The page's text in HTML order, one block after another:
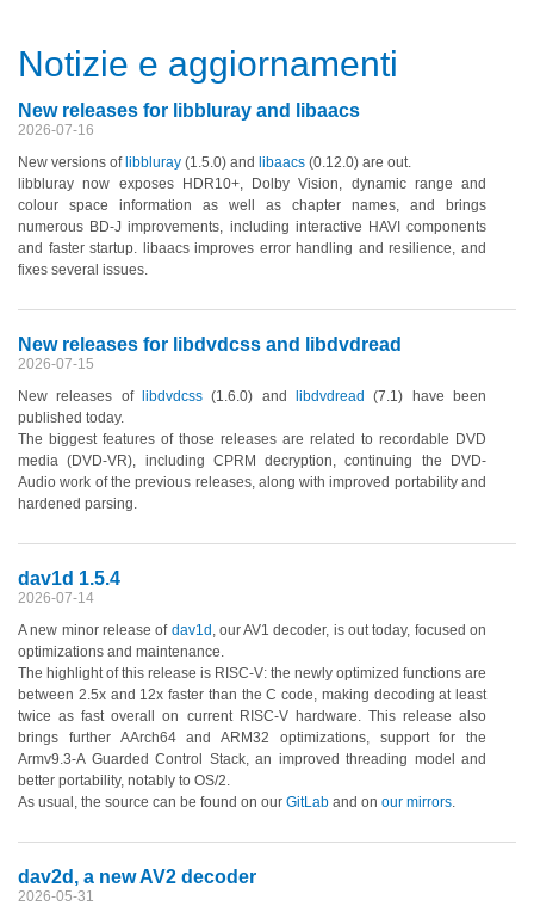
Notizie e aggiornamenti
New releases for libbluray and libaacs
2026-07-16
New versions of libbluray (1.5.0) and libaacs (0.12.0) are out.
libbluray now exposes HDR10+, Dolby Vision, dynamic range and
colour space information as well as chapter names, and brings
numerous BD-J improvements, including interactive HAVI components
and faster startup. libaacs improves error handling and resilience, and
fixes several issues.
New releases for libdvdcss and libdvdread
2026-07-15
New releases of
libdvdcss (1.6.0) and libdvdread (7.1) have been
published today.
The biggest features of those releases are related to recordable DVD
media(DVD-VR), including CPRM decryption, continuing the DVD-
Audio work of the previous releases, along with improved portability and
hardened parsing.
dav1d 1.5.4
2026-07-14
A new minor release of dav1d , our AV1 decoder, is out today, focused on
optimizations and maintenance.
The highlight of this release is RISC-V: the newly optimized functions are
between 2.5x and 12x faster than the C code, making decoding at least
twice as fast overall on current RISC-V hardware. This release also
brings further AArch64 and ARM32 optimizations, support for the
Armv9.3-A Guarded Control Stack, an improved threading model and
better portability, notably to OS/2.
As usual, the source can be found on our GitLab and on our mirrors.
dav2d, a new AV2 decoder
2026-05-31